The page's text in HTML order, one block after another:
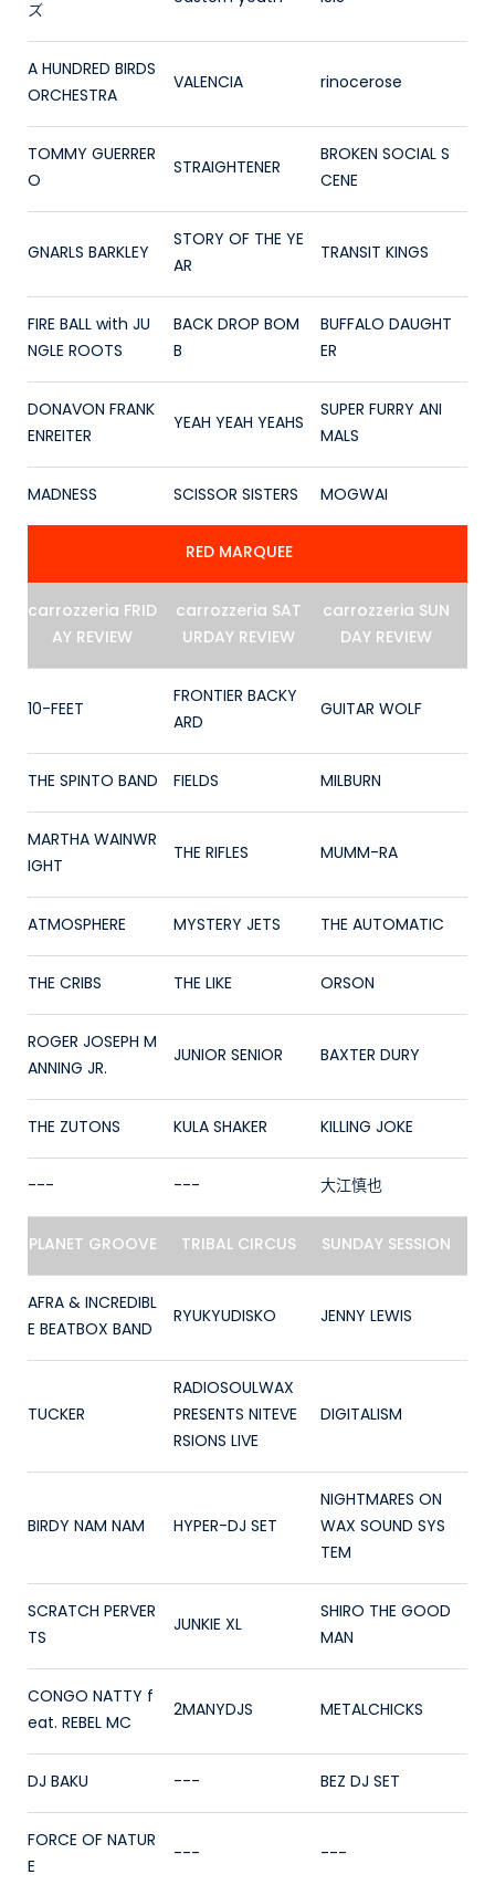
ズ
A HUNDRED BIRDS
ORCHESTRA
VALENCIA rinocerose
TOMMY GUERRER
O
STRAIGHTENER
BROKEN SOCIAL S
CENE
GNARLS BARKLEY
STORY OF THE YE
AR
TRANSIT KINGS
FIRE BALL with JU
NGLE ROOTS
BACK DROP BOM
B
BUFFALO DAUGHT
ER
DONAVON FRANK
ENREITER
YEAH YEAH YEAHS
SUPER FURRY ANI
MALS
MADNESS SCISSOR SISTERS MOGWAI
RED MARQUEE
carrozzeria FRID
AY REVIEW
carrozzeria SAT
URDAY REVIEW
carrozzeria SUN
DAY REVIEW
10-FEET
FRONTIER BACKY
ARD
GUITAR WOLF
THE SPINTO BAND FIELDS MILBURN
MARTHA WAINWR
IGHT
THE RIFLES MUMM-RA
ATMOSPHERE MYSTERY JETS THE AUTOMATIC
THE CRIBS THE LIKE ORSON
ROGER JOSEPH M
ANNING JR.
JUNIOR SENIOR BAXTER DURY
THE ZUTONS KULA SHAKER KILLING JOKE
--- --- 大江慎也
PLANET GROOVE TRIBAL CIRCUS SUNDAY SESSION
AFRA & INCREDIBL
E BEATBOX BAND
RYUKYUDISKO JENNY LEWIS
TUCKER
RADIOSOULWAX
PRESENTS NITEVE
RSIONS LIVE
DIGITALISM
BIRDY NAM NAM HYPER-DJ SET
NIGHTMARES ON
WAX SOUND SYS
TEM
SCRATCH PERVER
TS
JUNKIE XL
SHIRO THE GOOD
MAN
CONGO NATTY f
eat. REBEL MC
2MANYDJS METALCHICKS
DJ BAKU --- BEZ DJ SET
FORCE OF NATUR
E
--- ---